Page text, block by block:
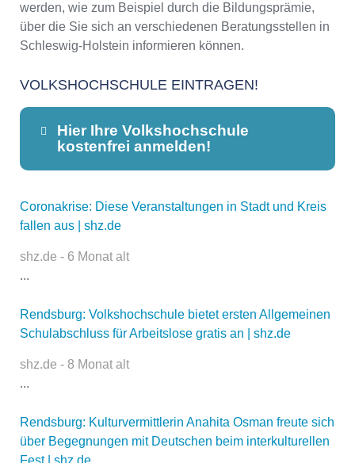
werden, wie zum Beispiel durch die Bildungsprämie,
über die Sie sich an verschiedenen Beratungsstellen in
Schleswig-Holstein informieren können.
VOLKSHOCHSCHULE EINTRAGEN!
Hier Ihre Volkshochschule
kostenfrei anmelden!
Dieser Teil dient lediglich zur
Kontaktaufnahme und ist nicht
Name*
Coronakrise: Diese Veranstaltungen in Stadt und Kreis
fallen aus | shz.de
shz.de - 6 Monat alt
...
Rendsburg: Volkshochschule bietet ersten Allgemeinen
Schulabschluss für Arbeitslose gratis an | shz.de
shz.de - 8 Monat alt
...
Rendsburg: Kulturvermittlerin Anahita Osman freute sich
über Begegnungen mit Deutschen beim interkulturellen
Fest | shz.de